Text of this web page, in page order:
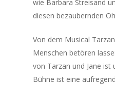
wie Barbara Streisand
diesen bezaubernden
Von dem Musical
Menschen betören
von Tarzan und Jane
Bühne ist eine